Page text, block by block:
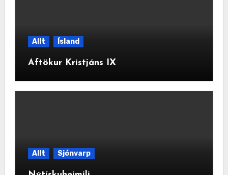
Allt Ísland
Aftökur Kristjáns IX
Allt Sjónvarp